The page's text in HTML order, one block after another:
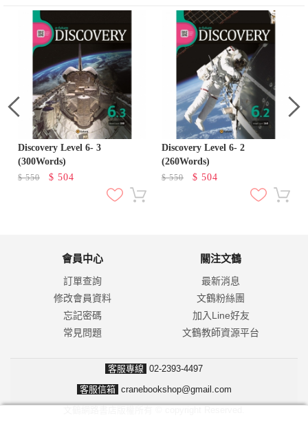
Discovery Level 6- 3
(300Words)
$550 $ 504
Discovery Level 6- 2
(260Words)
$550 $ 504
會員中心
訂單查詢
修改會員資料
忘記密碼
常見問題
關注文鶴
最新消息
文鶴粉絲團
加入Line好友
文鶴教師資源平台
客服專線 02-2393-4497
客服信箱 cranebookshop@gmail.com